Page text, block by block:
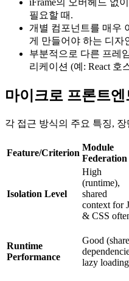
iFrame의 오버헤드 없
필요할 때.
개별 컴포넌트를 매우
게 만들어야 하는 디자
부분적으로 다른 프레
리케이션 (예: React 호
마이크로 프론트
각 접근 방식의 주요 특징,
Feature/Criterion
Module
Federation
Isolation Level
High
(runtime),
shared
context for
& CSS
Runtime
Performance
Good
lazy